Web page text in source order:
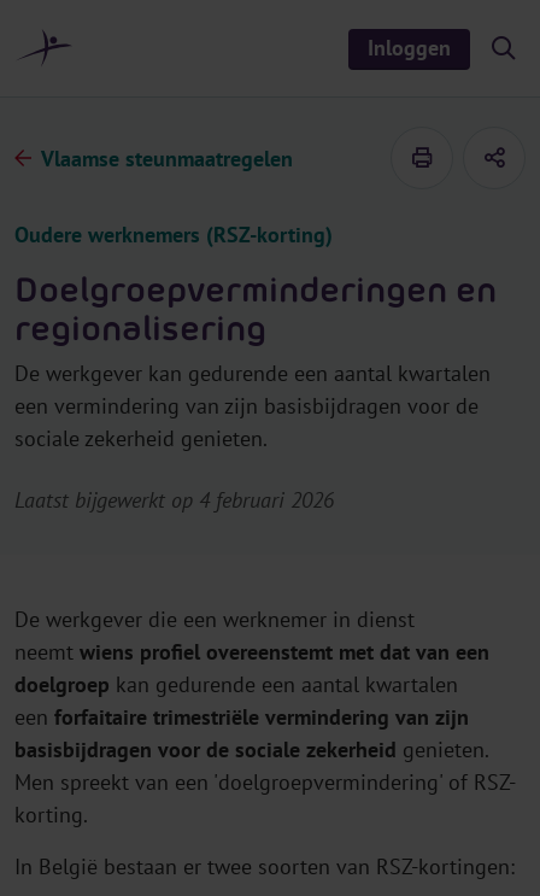
Inloggen
S
i
c
Vlaamse steunmaatregelen
Oudere werknemers (RSZ-korting)
Doelgroepverminderingen en
regionalisering
De werkgever kan gedurende een aantal kwartalen
een vermindering van zijn basisbijdragen voor de
sociale zekerheid genieten.
Laatst bijgewerkt op 4 februari 2026
De werkgever die een werknemer in dienst
neemt wiens profiel overeenstemt met dat van een
doelgroep kan gedurende een aantal kwartalen
een forfaitaire trimestriële vermindering van zijn
basisbijdragen voor de sociale zekerheid genieten.
Men spreekt van een 'doelgroepvermindering' of RSZ-
korting.
In België bestaan er twee soorten van RSZ-kortingen: